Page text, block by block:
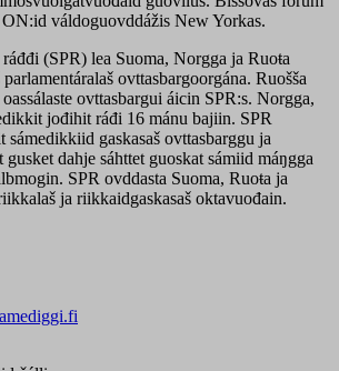
váldoguovddážis New Yorkas.
(SPR) lea Suoma, Norgga ja Ruoŧa
ovttasbargoorgána. Ruošša
ovttasbargui áicin SPR:s. Norgga,
jođihit ráđi 16 mánu bajiin. SPR
gaskasaš ovttasbarggu ja
gusket dahje sáhttet guoskat sámiid máŋgga
SPR ovddasta Suoma, Ruoŧa ja
ja riikkaidgaskasaš oktavuođain.